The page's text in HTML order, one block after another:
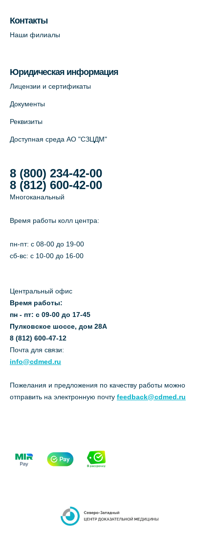
Контакты
Наши филиалы
Юридическая информация
Лицензии и сертификаты
Документы
Реквизиты
Доступная среда АО "СЗЦДМ"
8 (800) 234-42-00
8 (812) 600-42-00
Многоканальный
Время работы колл центра:
пн-пт: c 08-00 до 19-00
сб-вс: с 10-00 до 16-00
Центральный офис
Время работы:
пн - пт: с 09-00 до 17-45
Пулковское шоссе, дом 28А
8 (812) 600-47-12
Почта для связи:
info@cdmed.ru
Пожелания и предложения по качеству работы можно
отправить на электронную почту feedback@cdmed.ru